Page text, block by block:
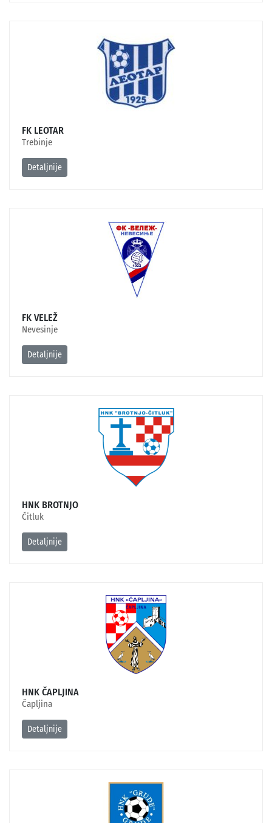
FK LEOTAR
Trebinje
Detaljnije
FK VELEŽ
Nevesinje
Detaljnije
HNK BROTNJO
Čitluk
Detaljnije
HNK ČAPLJINA
Čapljina
Detaljnije